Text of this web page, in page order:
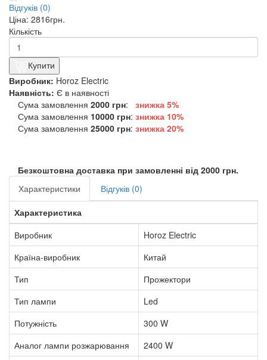
Відгуків (0)
Ціна: 2816грн.
Кількість
Купити
Виробник: Horoz Electric
Наявність: Є в наявності
Сума замовлення 2000 грн:
знижка 5%
Сума замовлення 10000 грн: знижка 10%
Сума замовлення 25000 грн: знижка 20%
Безкоштовна доставка при замовленні від 2000 грн.
Характеристики
Відгуків (0)
Характеристика
Виробник
Horoz Electric
Країна-виробник
Китай
Тип
Прожектори
Тип лампи
Led
Потужність
300 W
Аналог лампи розжарювання
2400 W